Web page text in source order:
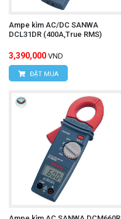
Ampe kìm AC/DC SANWA
DCL31DR (400A,True RMS)
3,390,000 VND
ĐẶT MUA